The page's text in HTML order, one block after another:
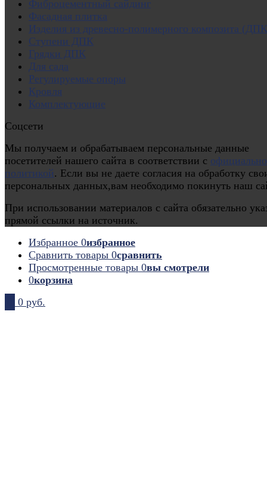
Фиброцементный сайдинг
Фасадная плитка
Изделия из древесно-полимерного композита
Ступени ДПК
Грядки ДПК
Для сада
Регулируемые опоры
Кровля
Комплектующие
Соцсети
Мы получаем и обрабатываем персональные данные
посетителей нашего сайта в соответствии с
политикой. Если вы не даете согласия на обработку
персональных данных,вам необходимо покинуть наш
При использовании материалов с сайта обязательно
прямой ссылки на источник.
Избранное 0избранное
Сравнить товары 0сравнить
Просмотренные товары 0вы смотрели
0корзина
0 руб.